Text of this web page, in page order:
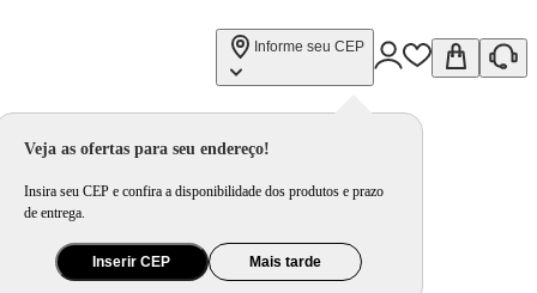
Informe seu CEP
Veja as ofertas para seu endereço!
Insira seu CEP e confira a disponibilidade dos produtos e prazo
de entrega.
Inserir CEP Mais tarde